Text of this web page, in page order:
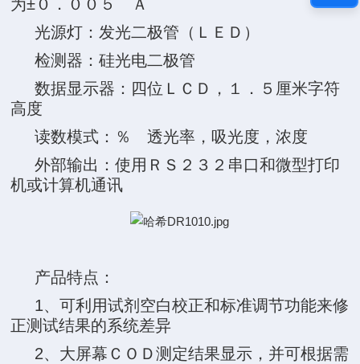
为±０．００５ Ａ
光源灯：发光二极管（ＬＥＤ）
检测器：硅光电二极管
数据显示器：四位ＬＣＤ，１．５厘米字符
高度
读数模式：％ 透光率，吸光度，浓度
外部输出：使用ＲＳ２３２串口和微型打印
机或计算机通讯
产品特点：
1、可利用试剂空白校正和标准调节功能来修
正测试结果的系统差异
2、大屏幕ＣＯＤ测定结果显示，并可根据需